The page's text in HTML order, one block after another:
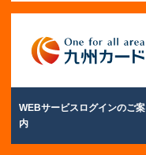
WEBサービスログインのご案
内